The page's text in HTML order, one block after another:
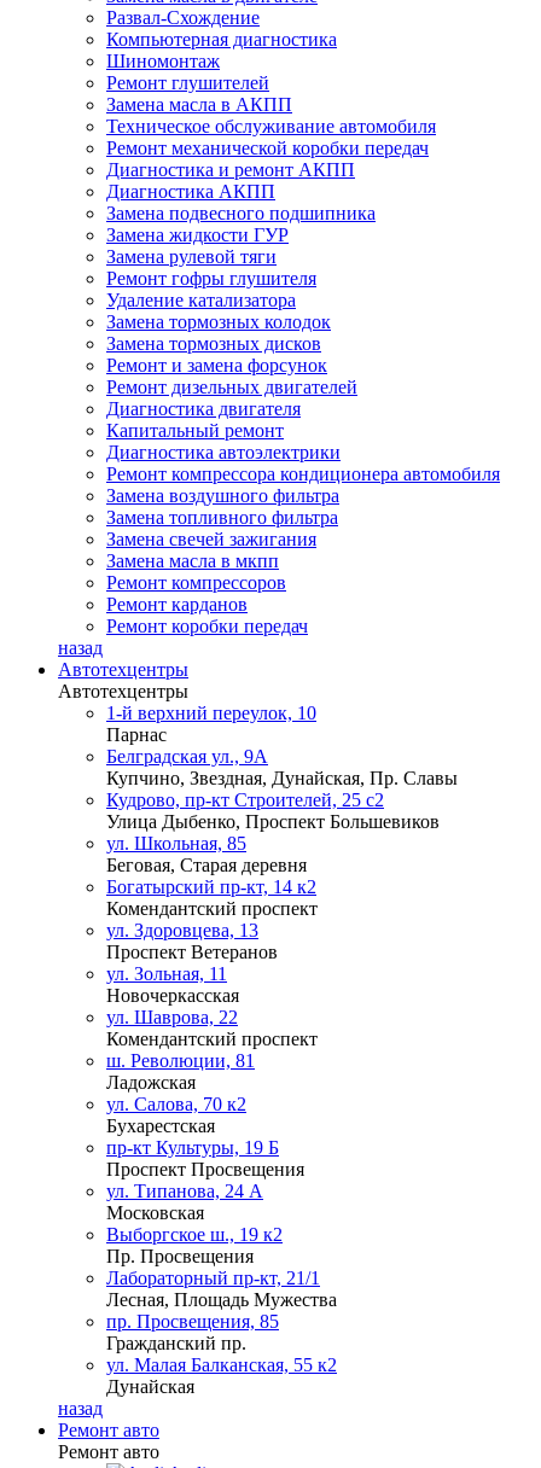
Развал-Схождение
Компьютерная диагностика
Шиномонтаж
Ремонт глушителей
Замена масла в АКПП
Техническое обслуживание автомобиля
Ремонт механической коробки передач
Диагностика и ремонт АКПП
Диагностика АКПП
Замена подвесного подшипника
Замена жидкости ГУР
Замена рулевой тяги
Ремонт гофры глушителя
Удаление катализатора
Замена тормозных колодок
Замена тормозных дисков
Ремонт и замена форсунок
Ремонт дизельных двигателей
Диагностика двигателя
Капитальный ремонт
Диагностика автоэлектрики
Ремонт компрессора кондиционера автомобиля
Замена воздушного фильтра
Замена топливного фильтра
Замена свечей зажигания
Замена масла в мкпп
Ремонт компрессоров
Ремонт карданов
Ремонт коробки передач
назад
Автотехцентры
Автотехцентры
1-й верхний переулок, 10
Парнас
Белградская ул., 9А
Купчино, Звездная, Дунайская, Пр. Славы
Кудрово, пр-кт Строителей, 25 с2
Улица Дыбенко, Проспект Большевиков
ул. Школьная, 85
Беговая, Старая деревня
Богатырский пр-кт, 14 к2
Комендантский проспект
ул. Здоровцева, 13
Проспект Ветеранов
ул. Зольная, 11
Новочеркасская
ул. Шаврова, 22
Комендантский проспект
ш. Революции, 81
Ладожская
ул. Салова, 70 к2
Бухарестская
пр-кт Культуры, 19 Б
Проспект Просвещения
ул. Типанова, 24 А
Московская
Выборгское ш., 19 к2
Пр. Просвещения
Лабораторный пр-кт, 21/1
Лесная, Площадь Мужества
пр. Просвещения, 85
Гражданский пр.
ул. Малая Балканская, 55 к2
Дунайская
назад
Ремонт авто
Ремонт авто